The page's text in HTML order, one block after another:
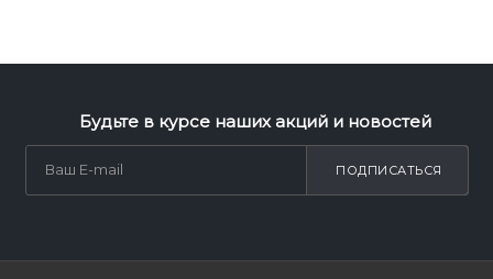
Будьте в курсе наших акций и новостей
ПОДПИСАТЬСЯ